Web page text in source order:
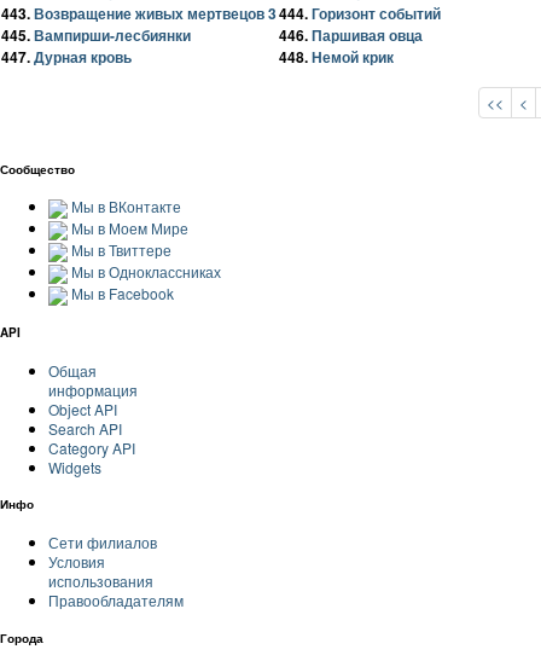
443.Возвращение живых мертвецов 3444.Горизонт событий
445.Вампирши-лесбиянки 446.Паршивая овца
447.Дурная кровь 448.Немой крик
<< <
Сообщество
Мы в ВКонтакте
Мы в Моем Мире
Мы в Твиттере
Мы в Одноклассниках
Мы в Facebook
API
Общая
информация
Object API
Search API
Category API
Widgets
Инфо
Сети филиалов
Условия
использования
Правообладателям
Города